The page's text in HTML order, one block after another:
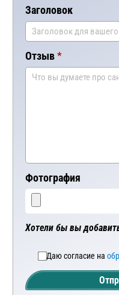
Заголовок
Отзыв
Фотография
Хотели бы вы
Даю согласие на